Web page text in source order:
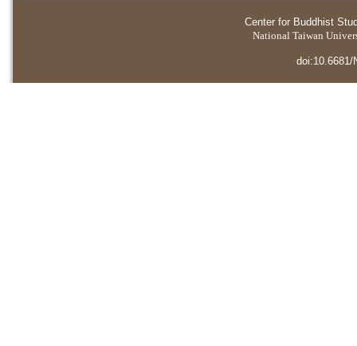
Center for Buddhist
National Taiwan
doi:10.6681/